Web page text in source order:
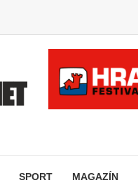
SPORT MAGAZÍN